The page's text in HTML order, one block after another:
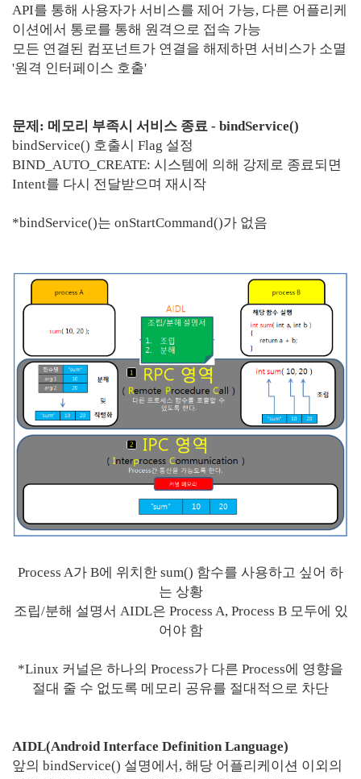
API를 통해 사용자가 서비스를 제어 가능, 다른 어플리케
이션에서 통로를 통해 원격으로 접속 가능
모든 연결된 컴포넌트가 연결을 해제하면 서비스가 소멸
'원격 인터페이스 호출'
문제: 메모리 부족시 서비스 종료 - bindService()
bindService() 호출시 Flag 설정
BIND_AUTO_CREATE: 시스템에 의해 강제로 종료되면
Intent를 다시 전달받으며 재시작
*bindService()는 onStartCommand()가 없음
Process A가 B에 위치한 sum() 함수를 사용하고 싶어 하
는 상황
조립/분해 설명서 AIDL은 Process A, Process B 모두에 있
어야 함
*Linux 커널은 하나의 Process가 다른 Process에 영향을
절대 줄 수 없도록 메모리 공유를 절대적으로 차단
AIDL(Android Interface Definition Language)
앞의 bindService() 설명에서, 해당 어플리케이션 이외의